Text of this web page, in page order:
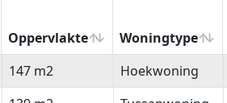
Oppervlakte Woningtype
Oppervlakte Woningtype
147 m2 Hoekwoning